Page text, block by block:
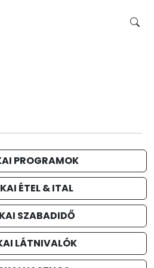
PROGRAMOK
ÉTEL & ITAL
SZABADIDŐ
LÁTNIVALÓK